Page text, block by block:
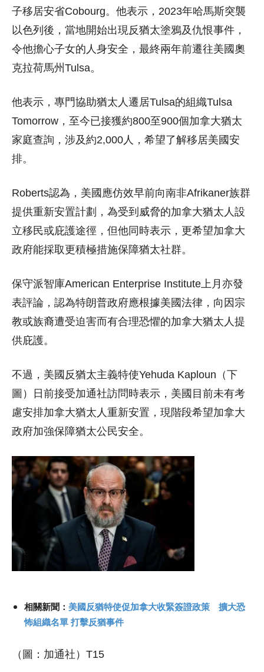
子移居安省Cobourg。他表示，2023年哈馬斯突襲
以色列後，當地開始出現反猶太塗鴉及仇恨事件，
令他擔心子女的人身安全，最終兩年前遷往美國奧
克拉荷馬州Tulsa。
他表示，專門協助猶太人遷居Tulsa的組織Tulsa
Tomorrow，至今已接獲約800至900個加拿大猶太
家庭查詢，涉及約2,000人，希望了解移居美國安
排。
Roberts認為，美國應仿效早前向南非Afrikaner族群
提供重新安置計劃，為受到威脅的加拿大猶太人設
立移民或庇護途徑，但他同時表示，更希望加拿大
政府能採取更積極措施保障猶太社群。
保守派智庫American Enterprise Institute上月亦發
表評論，認為特朗普政府應根據美國法律，向因宗
教或族裔遭受迫害而有合理恐懼的加拿大猶太人提
供庇護。
不過，美國反猶太主義特使Yehuda Kaploun（下
圖）日前接受加通社訪問時表示，美國目前未有考
慮安排加拿大猶太人重新安置，現階段希望加拿大
政府加強保障猶太公民安全。
相關新聞： 美國反猶特使促加拿大收緊簽證政策 擴大恐
怖組織名單 打擊反猶事件
（圖：加通社）T15